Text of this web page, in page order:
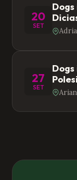
20
SET
Adria
27
SET